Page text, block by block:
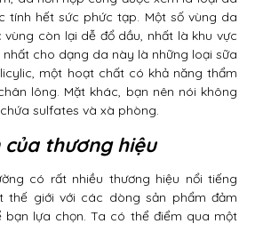
tính hết sức phức tạp. Một số vùng da
còn lại dễ đổ dầu, nhất là khu vực
nhất cho dạng da này là những loại sữa
một hoạt chất có khả năng thẩm
lông. Mặt khác, bạn nên nói không
sulfates và xà phòng.
thương hiệu
có rất nhiều thương hiệu nổi tiếng
thế giới với các dòng sản phẩm đảm
bạn lựa chọn. Ta có thể điểm qua một